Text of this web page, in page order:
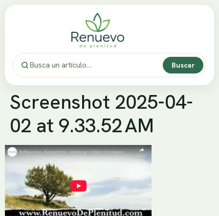
Buscar
Screenshot 2025-04-
02 at 9.33.52 AM